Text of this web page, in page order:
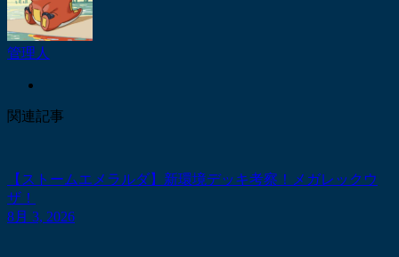
管理人
関連記事
【ストームエメラルダ】新環境デッキ考察！メガレックウ
ザ！
8月 3, 2026